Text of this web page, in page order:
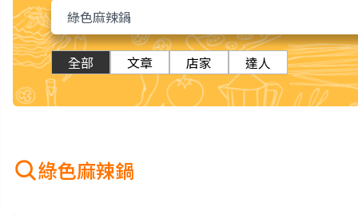
全部 文章 店家 達人
綠色麻辣鍋